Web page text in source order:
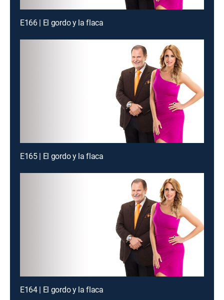
E166 | El gordo y la flaca
E165 | El gordo y la flaca
E164 | El gordo y la flaca